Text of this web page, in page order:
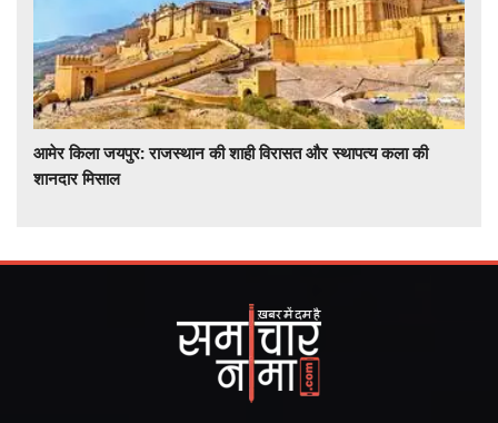
आमेर किला जयपुर: राजस्थान की शाही विरासत और स्थापत्य कला की
शानदार मिसाल